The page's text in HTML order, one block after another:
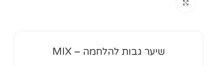
שיער גבות להלחמה – MIX